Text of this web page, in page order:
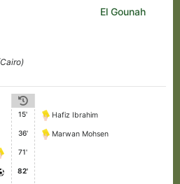
El Gounah
15' Hafiz Ibrahim
36' Marwan Mohsen
71'
82'